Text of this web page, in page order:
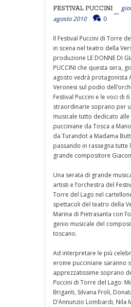
FESTIVAL PUCCINI
agosto 2010
0
Il Festival Puccini di Torre
in scena nel teatro della
produzione LE DONNE DI
PUCCINI che questa sera,
agosto vedrà protagonista
Veronesi sul podio
Festival Puccini e le voci di 6
straordinarie soprano per
musicale tutto dedicato alle
pucciniane da Tosca a
da Turandot a Madama
passando in rassegna tutte
grande compositore
Una serata di grande
artisti e l’orchestra del
Torre del Lago nel
spettacoli del teatro della
Marina di Pietrasanta con
genio musicale del
toscano.
Ad interpretare le più
eroine pucciniane saranno
apprezzatissime soprano
Puccini di Torre del Lago:
Briganti, Silvana Froli,
D’Annunzio Lombardi, Nila